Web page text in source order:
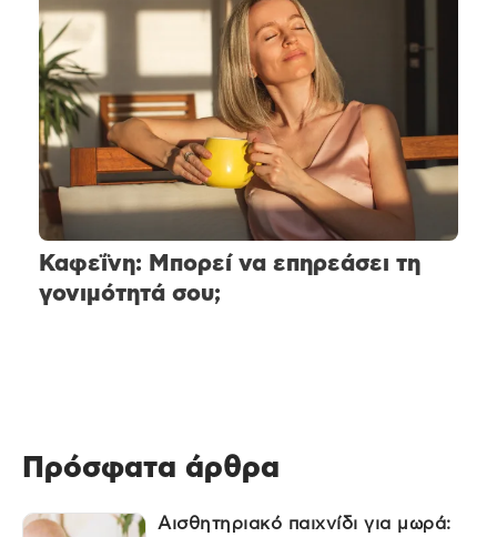
Καφεΐνη: Μπορεί να επηρεάσει τη
γονιμότητά σου;
Πρόσφατα άρθρα
Αισθητηριακό παιχνίδι για μωρά: